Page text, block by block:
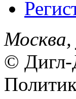
Москва,
© Дигл-